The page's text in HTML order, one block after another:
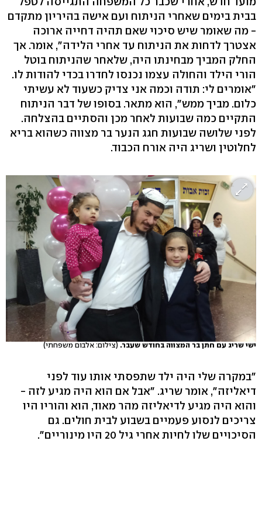
בבית בימים שאחרי הניתוח ועם אישה בהיריון מתקדם
- מה שאומר שיש סיכוי שאם תהיה דחייה ארוכה
אצטרך לדחות את הניתוח עד אחרי הלידה", אומר. אך
החלק המביך מבחינתו היה, שלאחר שהניתוח בוטל
הורי הילד והחולה עצמו נכנסו לחדרו בכדי להודות לו.
"אומרים לי: תודה וכמה אני צדיק כשעוד לא עשיתי
כלום. מביך ממש", הוא מתאר. בסופו של דבר הניתוח
התקיים כמה שבועות לאחר מכן והסתיים בהצלחה.
לפני שלושה שבועות חגג הנער בר מצווה כשהוא בריא
לחלוטין ושריג היה אורח הכבוד.
ישי שריג עם חתן בר המצווה בחודש שעבר. (צילום: אלבום משפחתי)
"במקרה שלי היה ילד שתפסתי אותו עוד לפני
דיאליזה", אומר שריג. "אבל אם הוא היה מגיע לזה -
והוא היה מגיע לדיאליזה מהר מאוד, הוא והוריו היו
צריכים לנסוע פעמיים בשבוע לבית חולים. גם
הסיכויים שלו לחיות אחרי גיל 20 היו מינוריים".